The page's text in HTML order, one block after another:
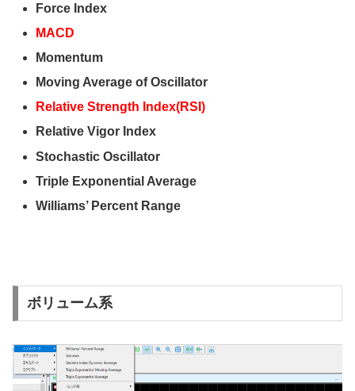
Force Index
MACD
Momentum
Moving Average of Oscillator
Relative Strength Index(RSI)
Relative Vigor Index
Stochastic Oscillator
Triple Exponential Average
Williams’ Percent Range
ボリューム系